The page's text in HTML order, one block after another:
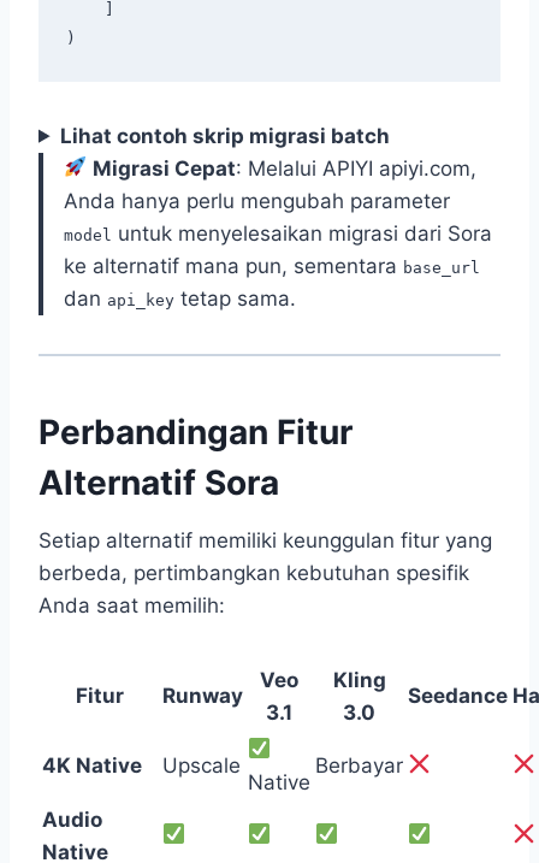
Lihat contoh skrip migrasi batch
Migrasi Cepat: Melalui APIYI apiyi.com,
Anda hanya perlu mengubah parameter
model untuk menyelesaikan migrasi dari Sora
ke alternatif mana pun, sementara base_url
dan api_key tetap sama.
Perbandingan Fitur
Alternatif Sora
Setiap alternatif memiliki keunggulan fitur yang
berbeda, pertimbangkan kebutuhan spesifik
Anda saat memilih:
Fitur Runway
Veo
3.1
Kling
3.0
Seedance
4K Native Upscale
Native
Berbayar
Audio
Native